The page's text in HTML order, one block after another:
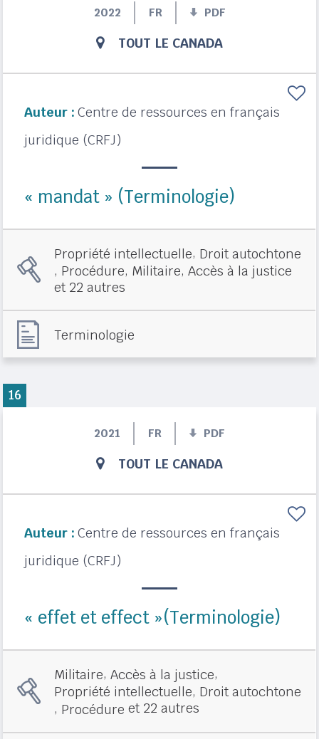
2022 FR PDF
TOUT LE CANADA
Auteur : Centre de ressources en français
juridique (CRFJ)
« mandat » (Terminologie)
Propriété intellectuelle, Droit autochtone
, Procédure, Militaire, Accès à la justice
et 22 autres
Terminologie
2021 FR PDF
TOUT LE CANADA
Auteur : Centre de ressources en français
juridique (CRFJ)
« effet et effect »(Terminologie)
Militaire, Accès à la justice,
Propriété intellectuelle, Droit autochtone
, Procédure et 22 autres
16